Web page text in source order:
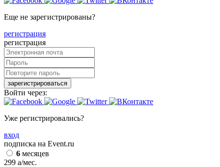
Еще не зарегистрированы?
регистрация
регистрация
зарегистрироваться
Войти через:
Уже регистрировались?
вход
подписка на Event.ru
6 месяцев
299 a/мес.